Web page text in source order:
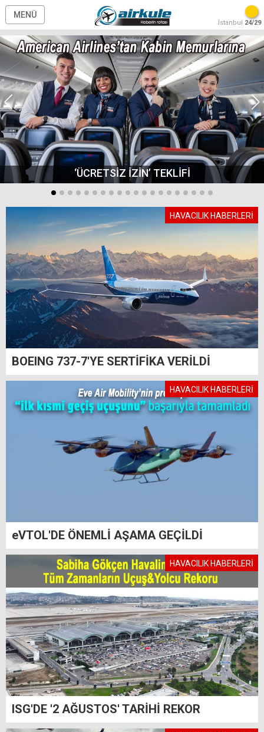
MENÜ
İstanbul 24/29
‘ÜCRETSİZ İZİN’ TEKLİFİ
HAVACILIK HABERLERİ
BOEING 737-7'YE SERTİFİKA VERİLDİ
HAVACILIK HABERLERİ
eVTOL'DE ÖNEMLİ AŞAMA GEÇİLDİ
HAVACILIK HABERLERİ
ISG'DE '2 AĞUSTOS' TARİHİ REKOR